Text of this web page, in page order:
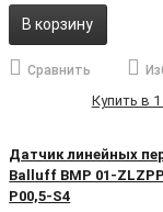
В корзину
Сравнить
Купить в
Датчик линейных
Balluff BMP 01-
P00,5-S4